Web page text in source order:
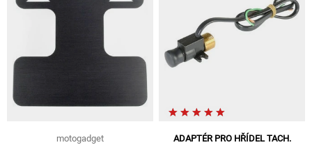
motogadget
ADAPTÉR PRO HŘÍDEL TACH.